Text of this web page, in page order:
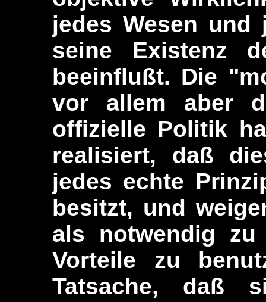
jedes Wesen
seine Existenz
beeinflußt. Die
vor allem aber
offizielle Politik
realisiert, daß
jedes echte
besitzt, und
als notwendig zu
Vorteile zu
Tatsache, daß